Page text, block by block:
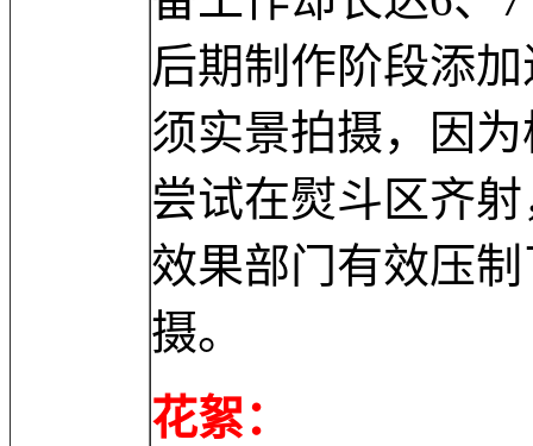
后期制作阶段添
须实景拍摄，因
尝试在熨斗区齐
效果部门有效压
摄。
花絮：